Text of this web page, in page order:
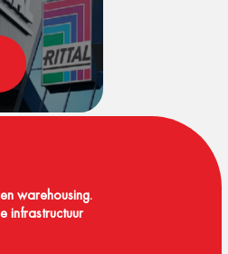
warehousing.
infrastructuur